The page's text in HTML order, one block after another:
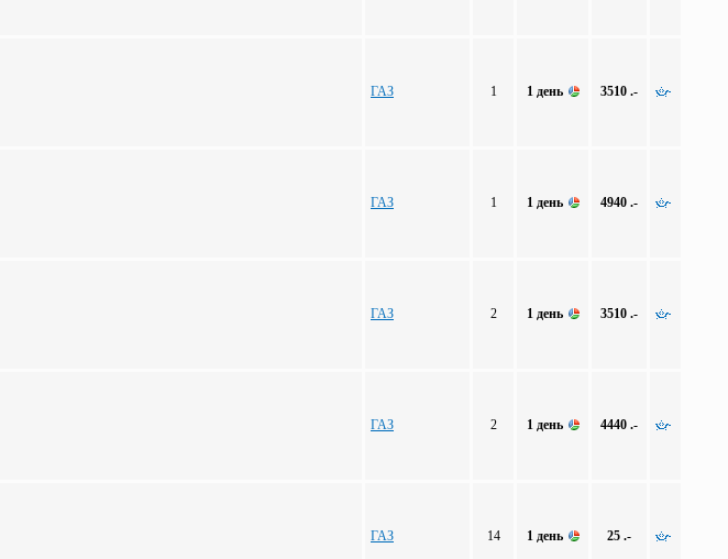
ГАЗ 1 1 день 3510 .-
ГАЗ 1 1 день 4940 .-
ГАЗ 2 1 день 3510 .-
ГАЗ 2 1 день 4440 .-
ГАЗ 14 1 день 25 .-